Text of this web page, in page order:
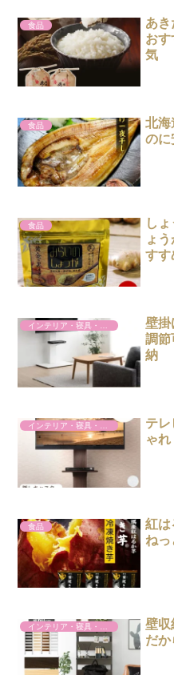
食品
あ
おす
気
食品
北海
のに
食品
し
ょ
すす
インテリア・寝具・収納
壁掛
調節
納
インテリア・寝具・収納
テレ
ゃ
食品
紅は
ねっ
壁収
だ